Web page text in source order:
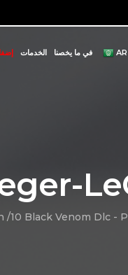
الخدمات في ما يخصنا AR
/10 Black Venom Dlc -